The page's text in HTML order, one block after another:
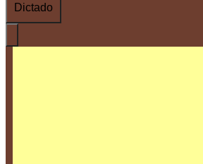
Dictado